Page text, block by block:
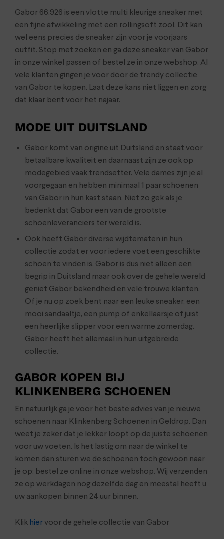
Gabor 66.926 is een vlotte multi kleurige sneaker met
een fijne afwikkeling met een rollingsoft zool. Dit kan
wel eens precies de sneaker zijn voor je voorjaars
outfit. Stop met zoeken en ga deze sneaker van Gabor
in onze winkel passen of bestel ze in onze webshop. Al
vele klanten gingen je voor door de trendy collectie
van Gabor te kopen. Laat deze kans niet liggen en zorg
dat klaar bent voor het najaar.
MODE UIT DUITSLAND
Gabor komt van origine uit Duitsland en staat voor
betaalbare kwaliteit en daarnaast zijn ze ook op
modegebied vaak trendsetter. Vele dames zijn je al
voorgegaan en hebben minimaal 1 paar schoenen
van Gabor in hun kast staan. Niet zo gek als je
bedenkt dat Gabor een van de grootste
schoenleveranciers ter wereld is.
Ook heeft Gabor diverse wijdtematen in hun
collectie zodat er voor iedere voet een geschikte
schoen te vinden is. Gabor is dus niet alleen een
begrip in Duitsland maar ook over de gehele wereld
geniet Gabor bekendheid en vele trouwe klanten.
Of je nu op zoek bent naar een leuke sneaker, een
mooi sandaaltje, een pump of enkellaarsje of juist
een heerlijke slipper voor een warme zomerdag.
Gabor heeft het allemaal in hun uitgebreide
collectie.
GABOR KOPEN BIJ
KLINKENBERG SCHOENEN
En natuurlijk ga je voor het beste advies van je nieuwe
schoenen naar Klinkenberg Schoenen in Geldrop. Dan
weet je zeker dat je lekker loopt op de juiste schoenen
voor uw voeten. Is het lastig om naar de winkel te
komen dan sturen we de schoenen toch gewoon naar
je op: bestel ze online in onze webshop. Wij verzenden
ze op werkdagen nog dezelfde dag en meestal heeft u
uw aankopen binnen 24 uur binnen.
Klik hiervoor de gehele collectie van Gabor